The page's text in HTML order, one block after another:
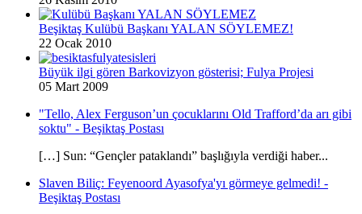
Beşiktaş Kulübü Başkanı YALAN SÖYLEMEZ!
22 Ocak 2010
Büyük ilgi gören Barkovizyon gösterisi; Fulya Projesi
05 Mart 2009
"Tello, Alex Ferguson’un çocuklarını Old Trafford’da arı gibi
soktu" - Beşiktaş Postası
[…] Sun: “Gençler pataklandı” başlığıyla verdiği haber...
Slaven Biliç: Feyenoord Ayasofya'yı görmeye gelmedi! -
Beşiktaş Postası